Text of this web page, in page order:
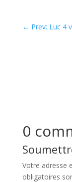
← Prev: Luc 4
0
Votre adresse
obligatoires